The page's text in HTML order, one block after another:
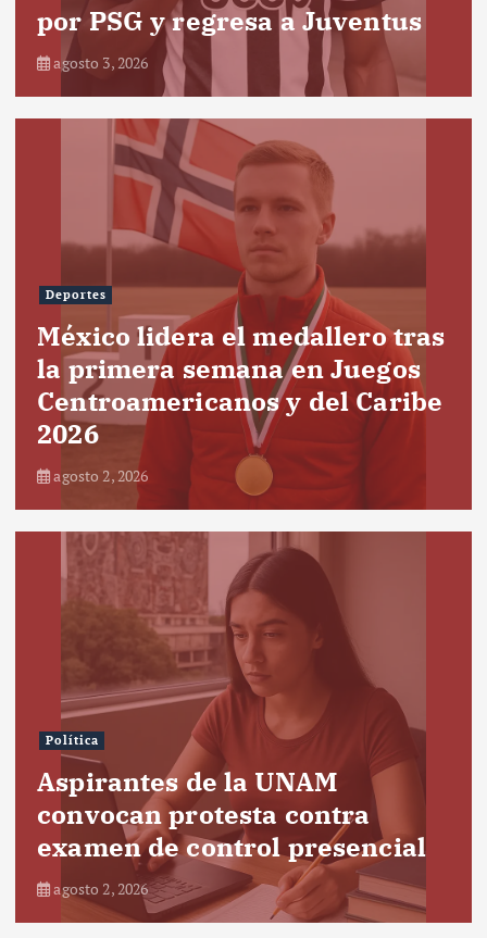
por PSG y regresa a Juventus
agosto 3, 2026
Deportes
México lidera el medallero tras
la primera semana en Juegos
Centroamericanos y del Caribe
2026
agosto 2, 2026
Política
Aspirantes de la UNAM
convocan protesta contra
examen de control presencial
agosto 2, 2026